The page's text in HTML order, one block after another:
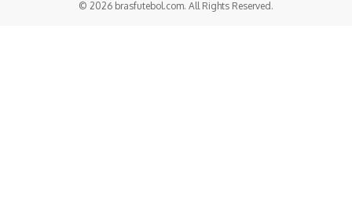
© 2026 brasfutebol.com. All Rights Reserved.